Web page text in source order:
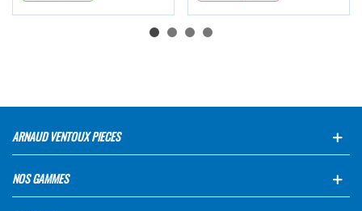
ARNAUD VENTOUX PIECES
NOS GAMMES